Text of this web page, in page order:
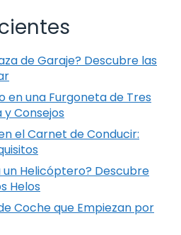
de Garaje? Descubre las
en una Furgoneta de Tres
y Consejos
el Carnet de Conducir:
un Helicóptero? Descubre
Helos
Coche que Empiezan por